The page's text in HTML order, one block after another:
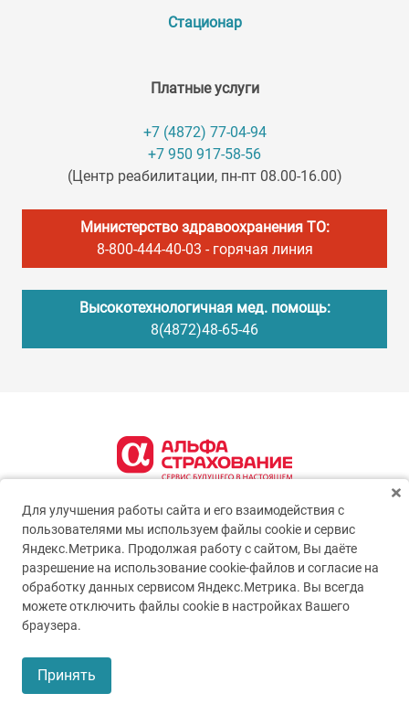
Стационар
Платные услуги
+7 (4872) 77-04-94
+7 950 917-58-56
(Центр реабилитации, пн-пт 08.00-16.00)
Министерство здравоохранения ТО:
8-800-444-40-03 - горячая линия
Высокотехнологичная мед. помощь:
8(4872)48-65-46
Для улучшения работы сайта и его взаимодействия с
пользователями мы используем файлы cookie и сервис
Яндекс.Метрика. Продолжая работу с сайтом, Вы даёте
разрешение на использование cookie-файлов и согласие на
обработку данных сервисом Яндекс.Метрика. Вы всегда
можете отключить файлы cookie в настройках Вашего
браузера.
Принять